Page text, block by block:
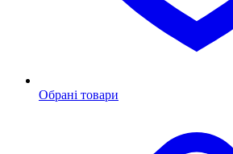
Обрані товари